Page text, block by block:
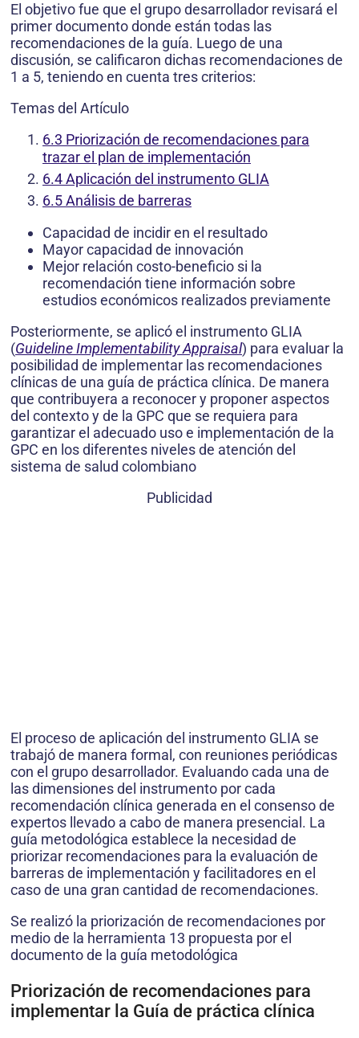
El objetivo fue que el grupo desarrollador revisará el
primer documento donde están todas las
recomendaciones de la guía. Luego de una
discusión, se calificaron dichas recomendaciones de
1 a 5, teniendo en cuenta tres criterios:
Temas del Artículo
6.3 Priorización de recomendaciones para
trazar el plan de implementación
6.4 Aplicación del instrumento GLIA
6.5 Análisis de barreras
Capacidad de incidir en el resultado
Mayor capacidad de innovación
Mejor relación costo-beneficio si la
recomendación tiene información sobre
estudios económicos realizados previamente
Posteriormente, se aplicó el instrumento GLIA
(Guideline Implementability Appraisal) para evaluar la
posibilidad de implementar las recomendaciones
clínicas de una guía de práctica clínica. De manera
que contribuyera a reconocer y proponer aspectos
del contexto y de la GPC que se requiera para
garantizar el adecuado uso e implementación de la
GPC en los diferentes niveles de atención del
sistema de salud colombiano
Publicidad
El proceso de aplicación del instrumento GLIA se
trabajó de manera formal, con reuniones periódicas
con el grupo desarrollador. Evaluando cada una de
las dimensiones del instrumento por cada
recomendación clínica generada en el consenso de
expertos llevado a cabo de manera presencial. La
guía metodológica establece la necesidad de
priorizar recomendaciones para la evaluación de
barreras de implementación y facilitadores en el
caso de una gran cantidad de recomendaciones.
Se realizó la priorización de recomendaciones por
medio de la herramienta 13 propuesta por el
documento de la guía metodológica
Priorización de recomendaciones para
implementar la Guía de práctica clínica